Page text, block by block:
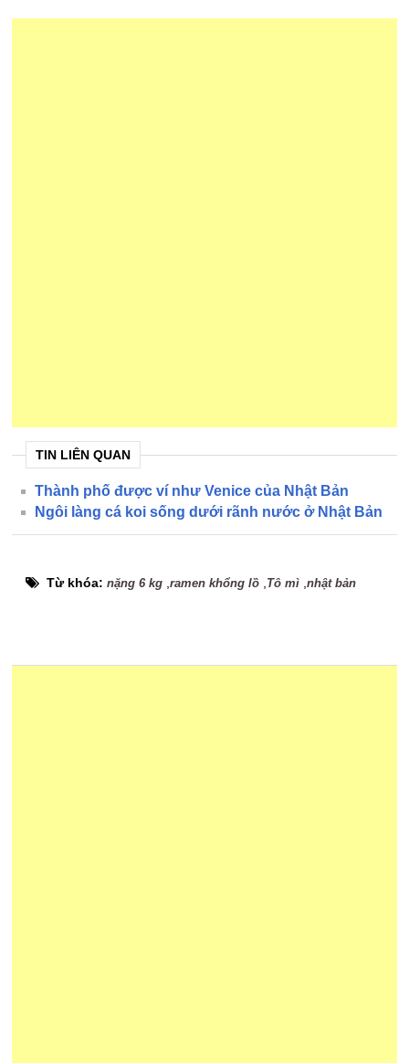
TIN LIÊN QUAN
Thành phố được ví như Venice của Nhật Bản
Ngôi làng cá koi sống dưới rãnh nước ở Nhật Bản
Từ khóa:nặng 6 kg ,ramen khổng lồ Tô mì ,nhật bản